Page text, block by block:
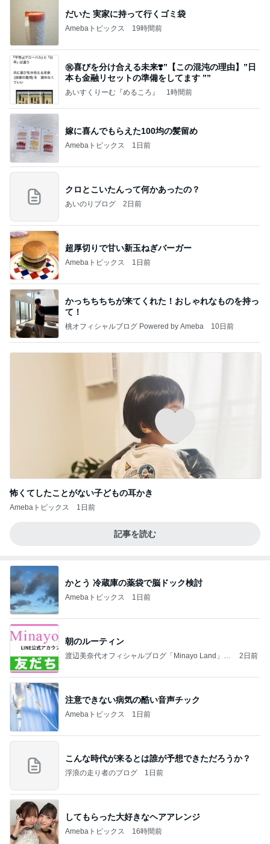
だいた 実家に持って行くゴミ袋
Amebaトピックス 19時間前
㊗️喜びを分け合える未来❣️”【この混沌の理由】”⽇
本も⾦融リセットの準備をしてます ””
あいすくりーむ『めるころ』 1時間前
嫁に喜んでもらえた100均の髪留め
Amebaトピックス 1日前
クロとこいたんって何かあったの？
あいのりブログ 2日前
超厚切りで甘い新玉ねぎバーガー
Amebaトピックス 1日前
かっちちちちが来てくれた！おしゃれなものを持っ
て！
桃オフィシャルブログ Powered by Ameba 10日前
怖くてしたことがない子どもの耳かき
Amebaトピックス 1日前
記事を読む
かとう 冷蔵庫の薬袋で脳ドック検討
Amebaトピックス 1日前
朝のルーティン
渡辺美奈代オフィシャルブログ「Minayo Land」P
2日前
注意できない病気の酷い音声チック
Amebaトピックス 1日前
こんな時代が来るとは誰が予想できただろうか？
浮浪の走り者のブログ 1日前
してもらった大好きなヘアアレンジ
Amebaトピックス 16時間前